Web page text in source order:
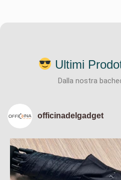
Ultimi
Dalla nostra
officinadelgadget